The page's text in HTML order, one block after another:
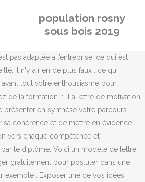
population rosny
sous bois 2019
pas adaptée à l’entreprise, ce qui est
Il n'y a rien de plus faux : ce qui
tout votre enthousiasme pour
de la formation. 1. La lettre de motivation
en synthèse votre parcours
sa cohérence et de mettre en évidence
vers chaque compétence et
par le diplôme. Voici un modèle de lettre
gratuitement pour postuler dans une
exemple : Exposer une de vos idées